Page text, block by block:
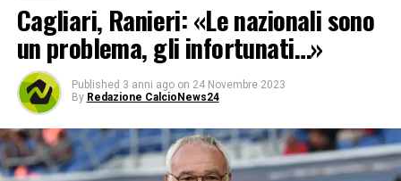
Cagliari, Ranieri: «Le nazionali sono
un problema, gli infortunati…»
Published 3 anni ago on 24 Novembre 2023
By Redazione CalcioNews24